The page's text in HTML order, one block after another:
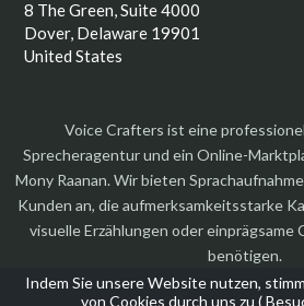
Indem Sie unsere Website nutzen,
von Cookies durch uns zu (
8 The Green, Suite 4000
Dover, Delaware 19901
United States
Voice Crafters ist eine
Sprecheragentur und ein Online-
Mony Raanan. Wir bieten
Kunden an, die aufmerksamkeitsstarke
visuelle Erzählungen oder
benötigen.